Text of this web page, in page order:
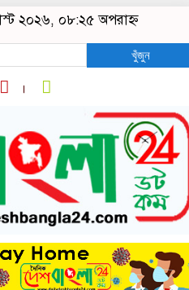
২০২৬, ০৮:২৫ অপরাহ্ন
খুঁজুন